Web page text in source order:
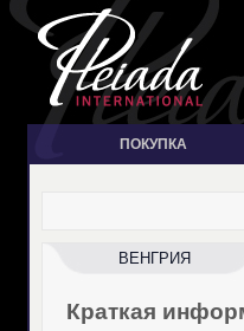
ПОКУПКА
ВЕНГРИЯ
Краткая